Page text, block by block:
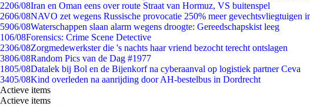
2206/08Iran en Oman eens over route Straat van Hormuz, VS buitenspel
2606/08NAVO zet wegens Russische provocatie 250% meer gevechtsvliegtuigen
5906/08Waterschappen slaan alarm wegens droogte: Gereedschapskist leeg
106/08Forensics: Crime Scene Detective
2306/08Zorgmedewerkster die 's nachts haar vriend bezocht terecht ontslagen
3806/08Random Pics van de Dag #1977
1805/08Datalek bij Bol en de Bijenkorf na cyberaanval op logistiek partner Ceva
3405/08Kind overleden na aanrijding door AH-bestelbus in Dordrecht
Actieve items
Actieve items